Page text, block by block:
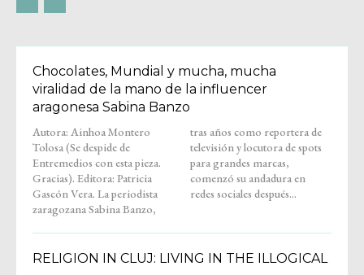
Chocolates, Mundial y mucha, mucha
viralidad de la mano de la influencer
aragonesa Sabina Banzo
Autora: Ainhoa Montero
Tolosa (Se despide de
Entremedios con esta pieza.
Gracias). Editora: Patricia
Gascón Vera. La periodista
zaragozana Sabina Banzo,
tras años como reportera de
televisión y locutora de spots
para grandes marcas,
comenzó su andadura en
redes sociales después...
RELIGION IN CLUJ: LIVING IN THE ILLOGICAL